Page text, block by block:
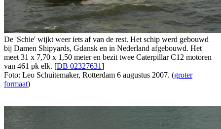
De 'Schie' wijkt weer iets af van de rest. Het schip werd gebouwd
bij Damen Shipyards, Gdansk en in Nederland afgebouwd. Het
meet 31 x 7,70 x 1,50 meter en bezit twee Caterpillar C12 motoren
van 461 pk elk. [DB 02327631]
Foto: Leo Schuitemaker, Rotterdam 6 augustus 2007. (groter
formaat)